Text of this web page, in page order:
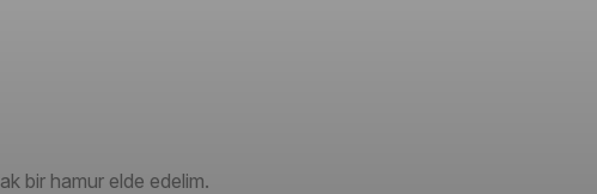
bir hamur elde edelim.